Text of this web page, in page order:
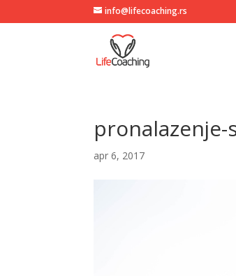
info@lifecoaching.rs
pronalazenje-
apr 6, 2017